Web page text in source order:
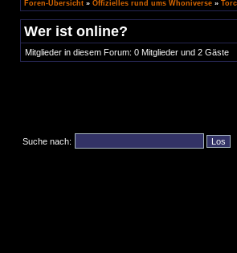
Foren-Übersicht » Offizielles rund ums Whoniverse »
Wer ist online?
Mitglieder in diesem Forum: 0 Mitglieder und 2 Gäste
Suche nach: